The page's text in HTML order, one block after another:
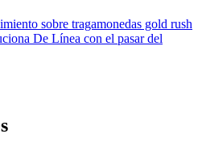
sobre tragamonedas gold rush
De Línea con el pasar del